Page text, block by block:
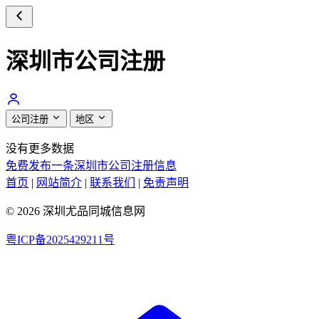
深圳市公司注册
公司注册 地区
没有更多数据
免费发布一条深圳市公司注册信息
首页 | 网站简介 | 联系我们 | 免责声明
© 2026 深圳尤品同城信息网
粤ICP备2025429211号